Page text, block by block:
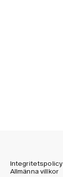
Integritetspolicy
Allmänna villkor